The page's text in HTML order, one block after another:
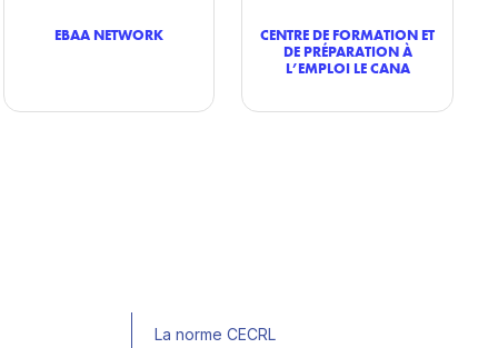
EBAA NETWORK
CENTRE DE FORMATION ET
DE PRÉPARATION À
L’EMPLOI LE CANA
La norme CECRL